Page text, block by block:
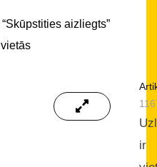
aizliegts”
ir